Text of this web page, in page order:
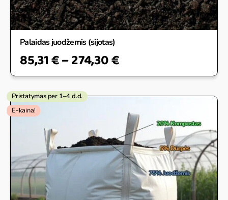
Palaidas juodžemis (sijotas)
85,31€–274,30€
E-kaina!
Pristatymas per 1–4 d.d.Original
was:
106,00 €.
Current
price
is:
79,00 €.